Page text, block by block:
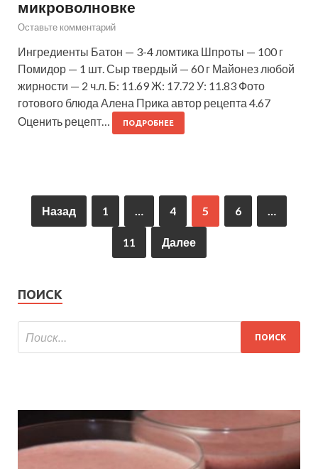
микроволновке
Оставьте комментарий
Ингредиенты Батон — 3-4 ломтика Шпроты — 100 г
Помидор — 1 шт. Сыр твердый — 60 г Майонез любой
жирности — 2 ч.л. Б: 11.69 Ж: 17.72 У: 11.83 Фото
готового блюда Алена Прика автор рецепта 4.67
Оценить рецепт…
ПОДРОБНЕЕ
Назад 1 … 4 5 6 …
11 Далее
ПОИСК